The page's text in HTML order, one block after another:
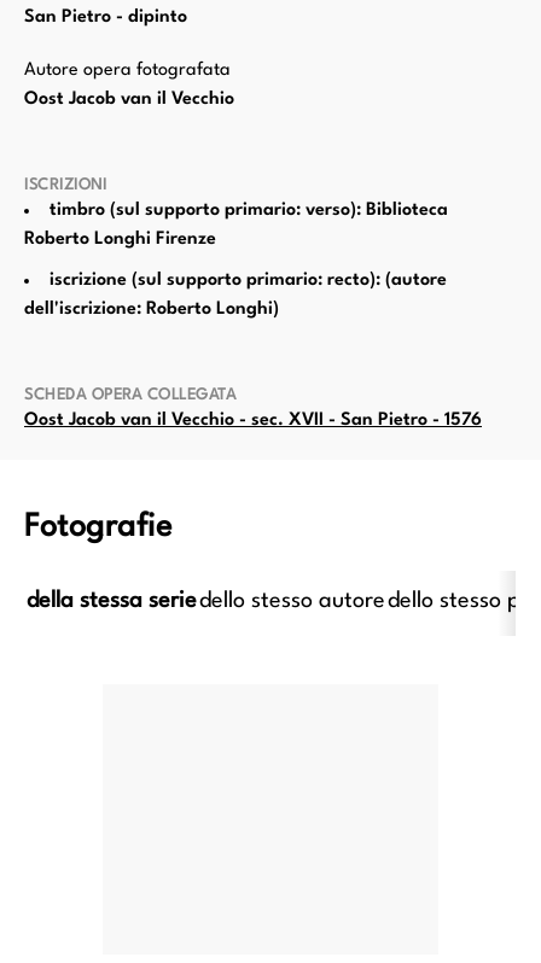
San Pietro - dipinto
Autore opera fotografata
Oost Jacob van il Vecchio
ISCRIZIONI
timbro (sul supporto primario: verso): Biblioteca
Roberto Longhi Firenze
iscrizione (sul supporto primario: recto): (autore
dell'iscrizione: Roberto Longhi)
SCHEDA OPERA COLLEGATA
Oost Jacob van il Vecchio - sec. XVII - San Pietro - 1576
Fotografie
della stessa seriedello stesso autoredello stesso